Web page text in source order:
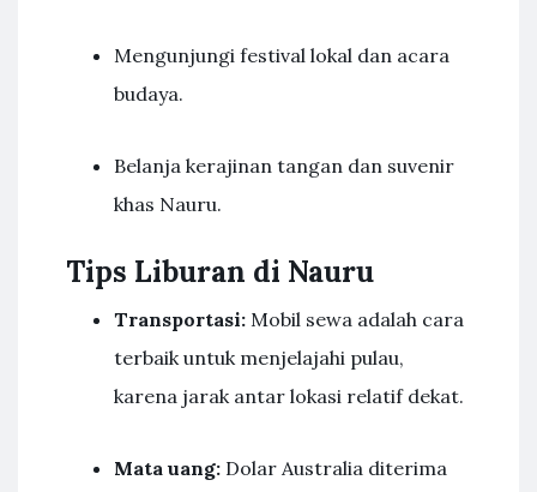
Mengunjungi festival lokal dan acara
budaya.
Belanja kerajinan tangan dan suvenir
khas Nauru.
Tips Liburan di Nauru
Transportasi: Mobil sewa adalah cara
terbaik untuk menjelajahi pulau,
karena jarak antar lokasi relatif dekat.
Mata uang: Dolar Australia diterima